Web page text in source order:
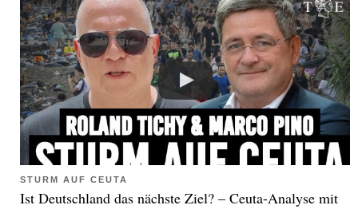
STURM AUF CEUTA
Ist Deutschland das nächste Ziel? – Ceuta-Analyse mit